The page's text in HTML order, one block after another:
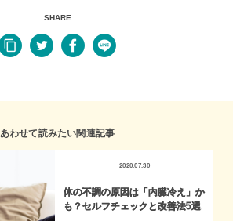
SHARE
あわせて読みたい関連記事
2020.07.30
体の不調の原因は「内臓冷え」か
も？セルフチェックと改善法5選